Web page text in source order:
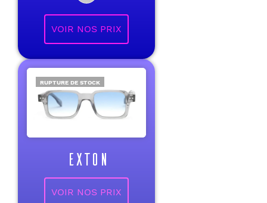
VOIR NOS PRIX
RUPTURE DE STOCK
EXTON
VOIR NOS PRIX